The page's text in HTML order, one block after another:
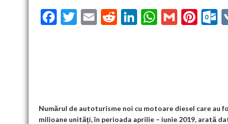
F
k
T
E
R
Li W
p
G
Pi
Numărul de autoturisme noi cu motoare diesel care au
milioane unităţi, în perioada aprilie – iunie 2019, arată